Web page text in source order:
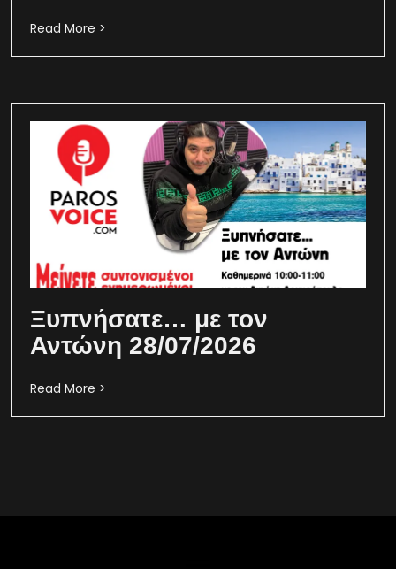
Read More >
Ξυπνήσατε… με τον
Αντώνη 28/07/2026
Read More >